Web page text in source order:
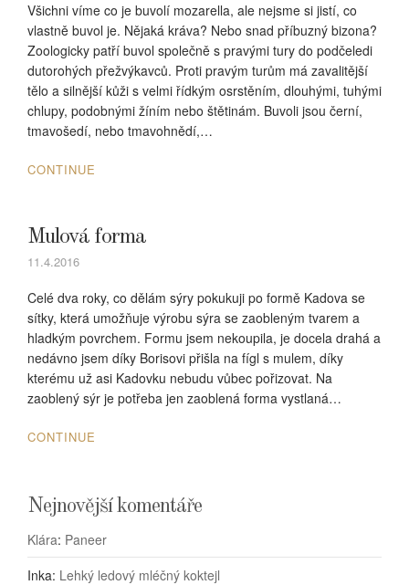
Všichni víme co je buvolí mozarella, ale nejsme si jistí, co
vlastně buvol je. Nějaká kráva? Nebo snad příbuzný bizona?
Zoologicky patří buvol společně s pravými tury do podčeledi
dutorohých přežvýkavců. Proti pravým turům má zavalitější
tělo a silnější kůži s velmi řídkým osrstěním, dlouhými, tuhými
chlupy, podobnými žíním nebo štětinám. Buvoli jsou černí,
tmavošedí, nebo tmavohnědí,…
CONTINUE
Mulová forma
11.4.2016
Celé dva roky, co dělám sýry pokukuji po formě Kadova se
sítky, která umožňuje výrobu sýra se zaobleným tvarem a
hladkým povrchem. Formu jsem nekoupila, je docela drahá a
nedávno jsem díky Borisovi přišla na fígl s mulem, díky
kterému už asi Kadovku nebudu vůbec pořizovat. Na
zaoblený sýr je potřeba jen zaoblená forma vystlaná…
CONTINUE
Nejnovější komentáře
Klára: Paneer
Inka: Lehký ledový mléčný koktejl